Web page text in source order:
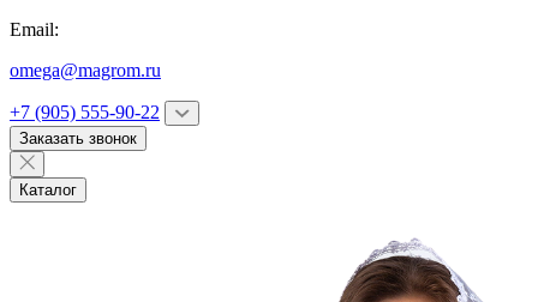
Email:
omega@magrom.ru
+7 (905) 555-90-22
Заказать звонок
Каталог